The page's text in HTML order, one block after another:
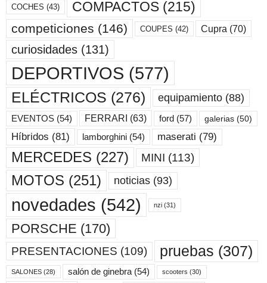
COCHES (43) COMPACTOS (215)
competiciones (146) COUPES (42) Cupra (70)
curiosidades (131)
DEPORTIVOS (577)
ELÉCTRICOS (276) equipamiento (88)
EVENTOS (54) FERRARI (63) ford (57) galerias (50)
Híbridos (81) lamborghini (54) maserati (79)
MERCEDES (227) MINI (113)
MOTOS (251) noticias (93)
novedades (542) nzi (31)
PORSCHE (170)
PRESENTACIONES (109) pruebas (307)
SALONES (28) salón de ginebra(54) scooters (30)